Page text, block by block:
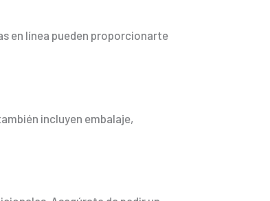
en línea pueden proporcionarte
incluyen embalaje,